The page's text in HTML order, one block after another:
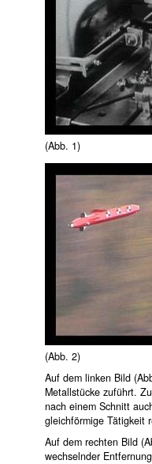
(Abb. 1)
(Abb. 2)
Auf dem linken Bild
Metallstücke zuführt.
nach einem Schnitt
gleichförmige Tätigkeit
Auf dem rechten Bild
wechselnder